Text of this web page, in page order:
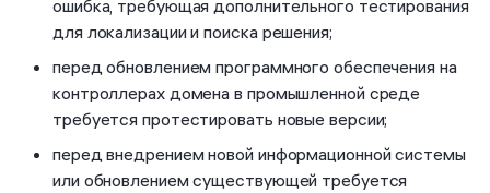
ошибка, требующая дополнительного тестирования
для локализации и поиска решения;
перед обновлением программного обеспечения на
контроллерах домена в промышленной среде
требуется протестировать новые версии;
перед внедрением новой информационной системы
или обновлением существующей требуется